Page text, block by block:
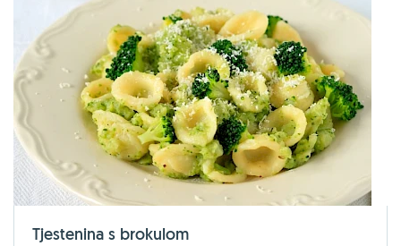
Tjestenina s brokulom